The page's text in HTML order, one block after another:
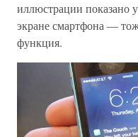
иллюстрации показано
экране смартфона —
функция.